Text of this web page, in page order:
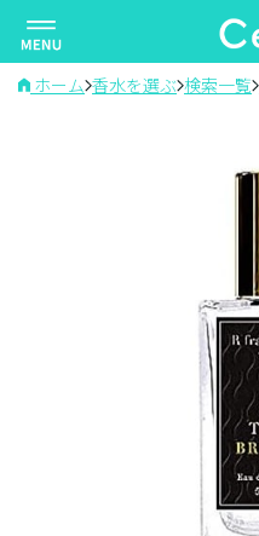
ナ
ビ
ゲ ホーム 香水を選ぶ 検索一覧